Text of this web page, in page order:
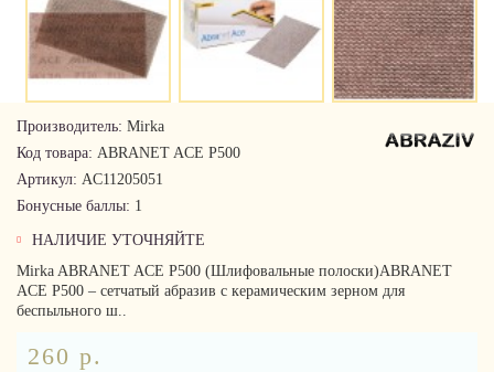
Производитель: Mirka
Код товара: ABRANET ACE P500
Артикул: AC11205051
Бонусные баллы: 1
НАЛИЧИЕ УТОЧНЯЙТЕ
Mirka ABRANET ACE P500 (Шлифовальные полоски)ABRANET
ACE P500 – сетчатый абразив с керамическим зерном для
беспыльного ш..
260 р.